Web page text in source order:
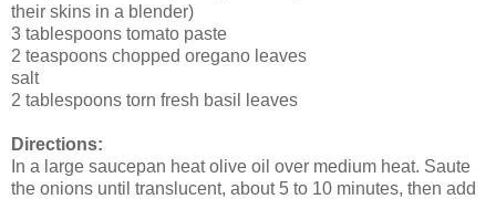
their skins in a blender)
3 tablespoons tomato paste
2 teaspoons chopped oregano leaves
salt
2 tablespoons torn fresh basil leaves
Directions:
In a large saucepan heat olive oil over medium heat. Saute
the onions until translucent, about 5 to 10 minutes, then add